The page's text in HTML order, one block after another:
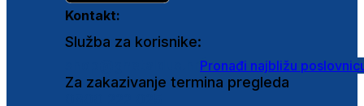
Kontakt:
Služba za korisnike:
Pronađi najbližu
Za zakazivanje termina pregleda